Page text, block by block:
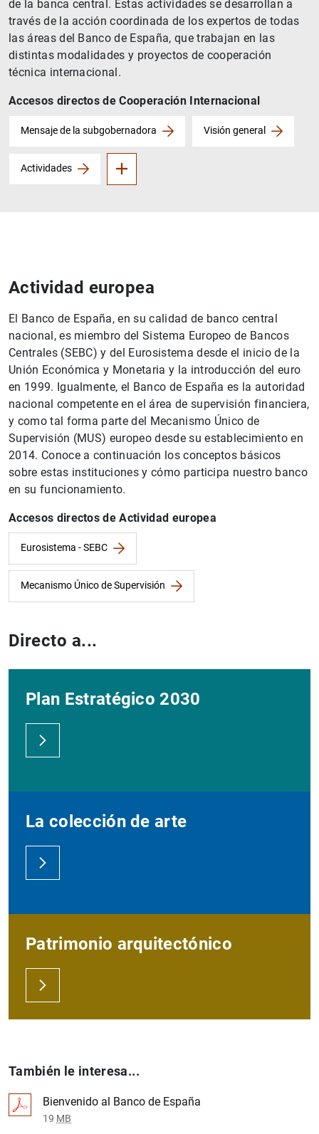
de la banca central. Estas actividades se desarrollan a
través de la acción coordinada de los expertos de todas
las áreas del Banco de España, que trabajan en las
distintas modalidades y proyectos de cooperación
técnica internacional.
Accesos directos de Cooperación Internacional
Mensaje de la subgobernadora Visión general
Actividades
II Programa Balcanes Occidentales
Programa África
Actividad europea
El Banco de España, en su calidad de banco central
nacional, es miembro del Sistema Europeo de Bancos
Centrales (SEBC) y del Eurosistema desde el inicio de la
Unión Económica y Monetaria y la introducción del euro
en 1999. Igualmente, el Banco de España es la autoridad
nacional competente en el área de supervisión financiera,
y como tal forma parte del Mecanismo Único de
Supervisión (MUS) europeo desde su establecimiento en
2014. Conoce a continuación los conceptos básicos
sobre estas instituciones y cómo participa nuestro banco
en su funcionamiento.
Accesos directos de Actividad europea
Eurosistema - SEBC
Mecanismo Único de Supervisión
Directo a...
Plan Estratégico 2030
La colección de arte
Patrimonio arquitectónico
También le interesa...
Bienvenido al Banco de España
19 MB